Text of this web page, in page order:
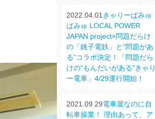
2022.04.01 きゃりーぱみゅ
ぱみゅ LOCAL POWER
JAPAN project×問題だらけ
の「銚子電鉄」と“問題があ
る”コラボ決定！「問題だら
けの“もんだいがある”きゃり
ー電車」4/29運行開始！
2021.09.29電車屋なのに自
転車操業！ 理由あって、ア